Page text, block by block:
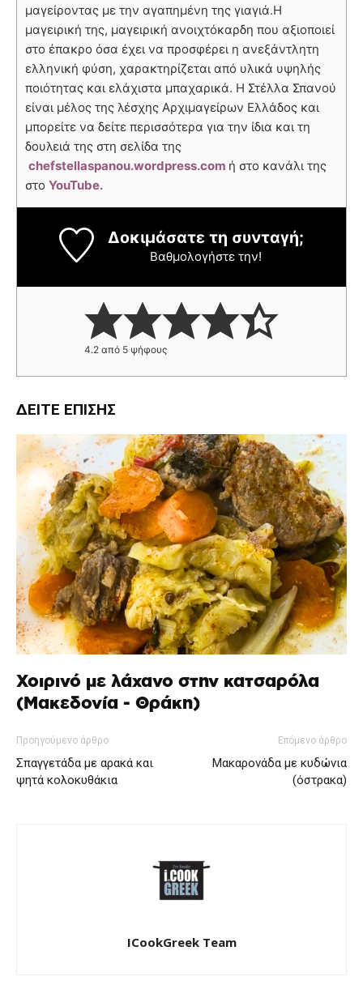
μαγείροντας με την αγαπημένη της γιαγιά.Η
μαγειρική της, μαγειρική ανοιχτόκαρδη που αξιοποιεί
στο έπακρο όσα έχει να προσφέρει η ανεξάντλητη
ελληνική φύση, χαρακτηρίζεται από υλικά υψηλής
ποιότητας και ελάχιστα μπαχαρικά. Η Στέλλα Σπανού
είναι μέλος της λέσχης Αρχιμαγείρων Ελλάδος και
μπορείτε να δείτε περισσότερα για την ίδια και τη
δουλειά της στη σελίδα της
chefstellaspanou.wordpress.com ή στο κανάλι της
στο YouTube.
Δοκιμάσατε τη συνταγή;
Βαθμολογήστε την!
4.2 από 5 ψήφους
ΔΕΊΤΕ ΕΠΊΣΗΣ
Χοιρινό με λάχανο στην κατσαρόλα
(Μακεδονία - Θράκη)
Προηγούμενο άρθρο
Σπαγγετάδα με αρακά και
ψητά κολοκυθάκια
Επόμενο άρθρο
Μακαρονάδα με κυδώνια
(όστρακα)
ICookGreek Team